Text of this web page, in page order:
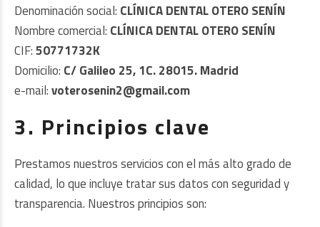
Denominación social: CLÍNICA DENTAL OTERO SENÍN
Nombre comercial: CLÍNICA DENTAL OTERO SENÍN
CIF:50771732K
Domicilio: C/ Galileo 25, 1C. 28015. Madrid
e-mail:voterosenin2@gmail.com
3. Principios clave
Prestamos nuestros servicios con el más alto grado de
calidad, lo que incluye tratar sus datos con seguridad y
transparencia. Nuestros principios son: